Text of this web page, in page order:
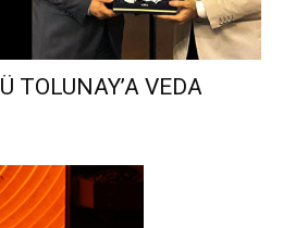
TOLUNAY’A VEDA